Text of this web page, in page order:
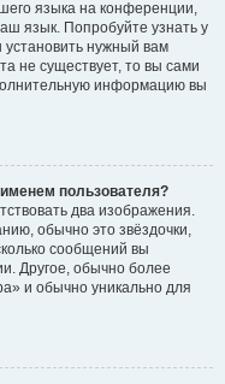
языка на конференции,
язык. Попробуйте узнать у
нужный вам
не существует, то вы сами
информацию вы
пользователя?
два изображения.
обычно это звёздочки,
сообщений вы
Другое, обычно более
и обычно уникально для